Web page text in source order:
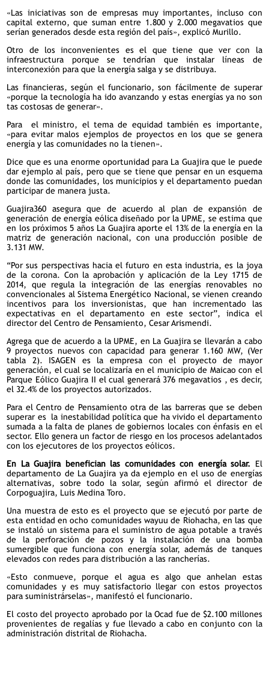
«Las iniciativas son de empresas muy importantes, incluso con
capital externo, que suman entre 1.800 y 2.000 megavatios que
serían generados desde esta región del país», explicó Murillo.
Otro de los inconvenientes es el que tiene que ver con la
infraestructura porque se tendrían que instalar líneas de
interconexión para que la energía salga y se distribuya.
Las financieras, según el funcionario, son fácilmente de superar
«porque la tecnología ha ido avanzando y estas energías ya no son
tas costosas de generar».
Para el ministro, el tema de equidad también es importante,
«para evitar malos ejemplos de proyectos en los que se genera
energía y las comunidades no la tienen».
Dice que es una enorme oportunidad para La Guajira que le puede
dar ejemplo al país, pero que se tiene que pensar en un esquema
donde las comunidades, los municipios y el departamento puedan
participar de manera justa.
Guajira360 asegura que de acuerdo al plan de expansión de
generación de energía eólica diseñado por la UPME, se estima que
en los próximos 5 años La Guajira aporte el 13% de la energía en la
matriz de generación nacional, con una producción posible de
3.131 MW.
“Por sus perspectivas hacia el futuro en esta industria, es la joya
de la corona. Con la aprobación y aplicación de la Ley 1715 de
2014, que regula la integración de las energías renovables no
convencionales al Sistema Energético Nacional, se vienen creando
incentivos para los inversionistas, que han incrementado las
expectativas en el departamento en este sector”, indica el
director del Centro de Pensamiento, Cesar Arismendi.
Agrega que de acuerdo a la UPME, en La Guajira se llevarán a cabo
9 proyectos nuevos con capacidad para generar 1.160 MW, (Ver
tabla 2). ISAGEN es la empresa con el proyecto de mayor
generación, el cual se localizaría en el municipio de Maicao con el
Parque Eólico Guajira II el cual generará 376 megavatios , es decir,
el 32.4% de los proyectos autorizados.
Para el Centro de Pensamiento otra de las barreras que se deben
superar es la inestabilidad política que ha vivido el departamento
sumada a la falta de planes de gobiernos locales con énfasis en el
sector. Ello genera un factor de riesgo en los procesos adelantados
con los ejecutores de los proyectos eólicos.
En La Guajira benefician las comunidades con energía solar. El
departamento de La Guajira ya da ejemplo en el uso de energías
alternativas, sobre todo la solar, según afirmó el director de
Corpoguajira, Luis Medina Toro.
Una muestra de esto es el proyecto que se ejecutó por parte de
esta entidad en ocho comunidades wayuu de Riohacha, en las que
se instaló un sistema para el suministro de agua potable a través
de la perforación de pozos y la instalación de una bomba
sumergible que funciona con energía solar, además de tanques
elevados con redes para distribución a las rancherías.
«Esto conmueve, porque el agua es algo que anhelan estas
comunidades y es muy satisfactorio llegar con estos proyectos
para suministrárselas», manifestó el funcionario.
El costo del proyecto aprobado por la Ocad fue de $2.100 millones
provenientes de regalías y fue llevado a cabo en conjunto con la
administración distrital de Riohacha.